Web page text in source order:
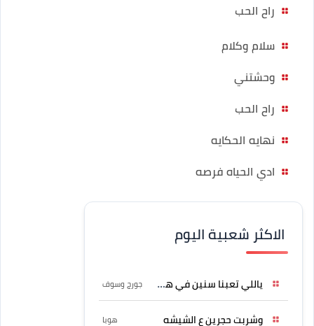
راح الحب
سلام وكلام
وحشتني
راح الحب
نهايه الحكايه
ادي الحياه فرصه
الاكثر شعبية اليوم
ياللي تعبنا سنين في هواه جورج وسوف
وشربت حجرين ع الشيشه هوبا